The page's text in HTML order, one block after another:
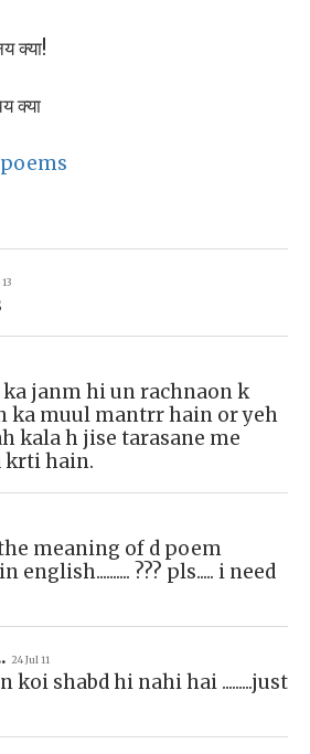
क्या!
क्या
janm hi un rachnaon k
ka muul mantrr hain or yeh
kala h jise tarasane me
krti hain.
meaning of d poem
english.......... ??? pls..... i need
24 Jul 11
koi shabd hi nahi hai .........just